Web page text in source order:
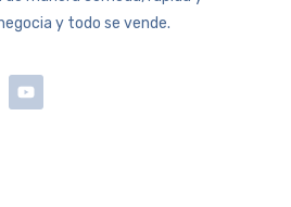
y todo se vende.